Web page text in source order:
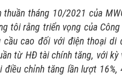
tháng 10/2021 của
tôi rằng triển vọng của
cao đối với điện thoại
từ HĐ tài chính tăng, với
chỉnh tăng lần lượt 16%,